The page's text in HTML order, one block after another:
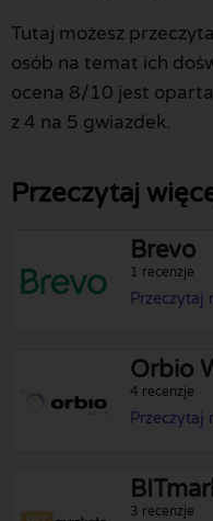
Tutaj możesz
osób na temat ich
ocena 8/10 jest
z 4 na 5 gwiazdek.
Przeczytaj
Brevo
1 recenzje
Przeczytaj
Orbio
4 recenzje
Przeczytaj
3 recenzje